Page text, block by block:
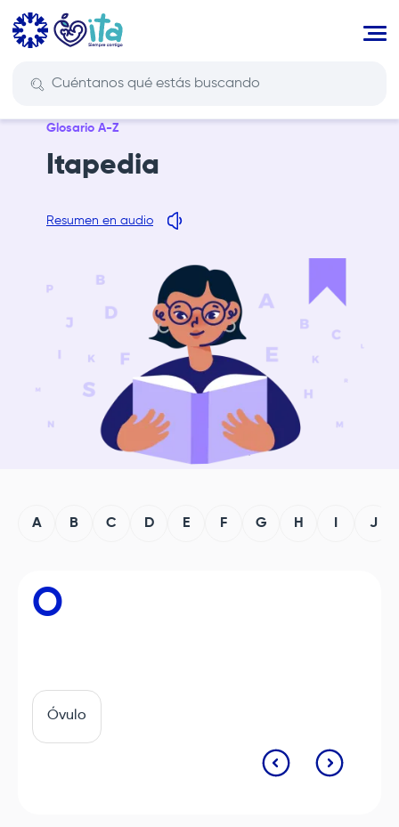
Pasar
principal
Glosario A-Z
Itapedia
Resumen en audio
A B C D E F G H J
O
Óvulo